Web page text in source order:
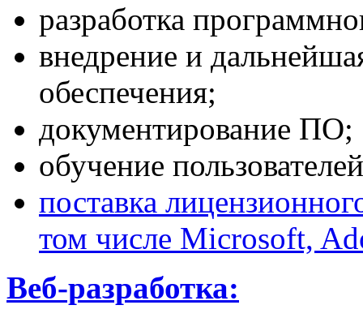
разработка
внедрение и
обеспечения;
документирование ПО;
обучение
поставка
том числе Microsoft,
Веб-разработка: